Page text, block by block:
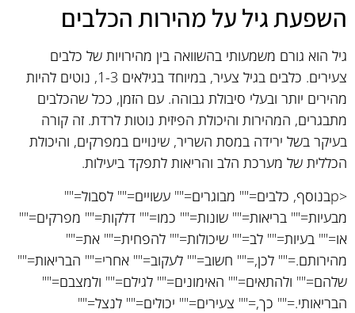
השפעת גיל על מהירות הכלבים
גיל הוא גורם משמעותי בהשוואה בין מהירויות של כלבים
צעירים. כלבים בגיל צעיר, במיוחד בגילאים 1-3, נוטים להיות
מהירים יותר ובעלי סיבולת גבוהה. עם הזמן, ככל שהכלבים
מתבגרים, המהירות והיכולת הפיזית נוטות לרדת. זה קורה
בעיקר בשל ירידה במסת השריר, שינויים במפרקים, והיכולת
הכללית של מערכת הלב והריאות לתפקד ביעילות.
<pבנוסף, כלבים="" מבוגרים="" עשויים="" לסבול=""
מבעיות="" בריאות="" שונות="" כמו="" דלקות="" מפרקים=""
או="" בעיות="" לב="" שיכולות="" להפחית="" את=""
מהירותם.="" לכן,="" חשוב="" לעקוב="" אחרי="" הבריאות=""
שלהם="" ולהתאים="" האימונים="" לגילם="" ולמצבם=""
הבריאותי.="" כך,="" צעירים="" יכולים="" לנצל=""